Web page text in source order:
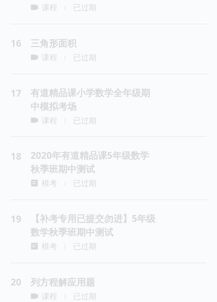
课程 已过期
16 三角形面积
课程 已过期
17
有道精品课小学数学全年级期
中模拟考场
课程 已过期
18
2020年有道精品课5年级数学
秋季班期中测试
模考 已过期
19
【补考专用已提交勿进】5年级
数学秋季班期中测试
模考 已过期
20 列方程解应用题
课程 已过期